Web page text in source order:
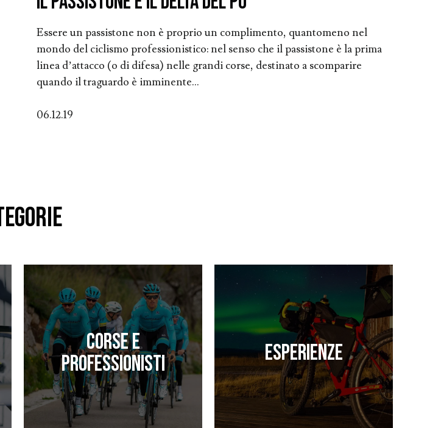
Essere un passistone non è proprio un complimento, quantomeno nel
mondo del ciclismo professionistico: nel senso che il passistone è la prima
linea d’attacco (o di difesa) nelle grandi corse, destinato a scomparire
quando il traguardo è imminente...
06.12.19
Corse e
professionisti
Esperienze